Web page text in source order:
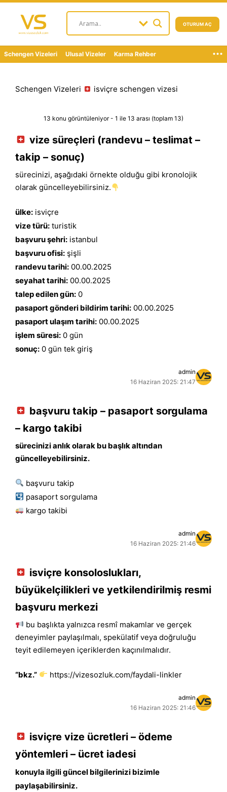
OTURUM AÇ
Schengen Vizeleri Ulusal Vizeler Karma Rehber ...
Schengen Vizeleri isviçre schengen vizesi
13 konu görüntüleniyor - 1 ile 13 arası (toplam 13)
vize süreçleri (randevu – teslimat –
takip – sonuç)
sürecinizi, aşağıdaki örnekte olduğu gibi kronolojik
olarak güncelleyebilirsiniz.
ülke: isviçre
vize türü: turistik
başvuru şehri: istanbul
başvuru ofisi: şişli
randevu tarihi: 00.00.2025
seyahat tarihi: 00.00.2025
talep edilen gün: 0
pasaport gönderi bildirim tarihi: 00.00.2025
pasaport ulaşım tarihi: 00.00.2025
işlem süresi: 0 gün
sonuç: 0 gün tek giriş
admin
16 Haziran 2025: 21:47
başvuru takip – pasaport sorgulama
– kargo takibi
sürecinizi anlık olarak bu başlık altından
güncelleyebilirsiniz.
başvuru takip
pasaport sorgulama
kargo takibi
admin
16 Haziran 2025: 21:46
isviçre konsoloslukları,
büyükelçilikleri ve yetkilendirilmiş resmi
başvuru merkezi
bu başlıkta yalnızca resmî makamlar ve gerçek
deneyimler paylaşılmalı, spekülatif veya doğruluğu
teyit edilemeyen içeriklerden kaçınılmalıdır.
“bkz.” https://vizesozluk.com/faydali-linkler
admin
16 Haziran 2025: 21:46
isviçre vize ücretleri – ödeme
yöntemleri – ücret iadesi
konuyla ilgili güncel bilgilerinizi bizimle
paylaşabilirsiniz.